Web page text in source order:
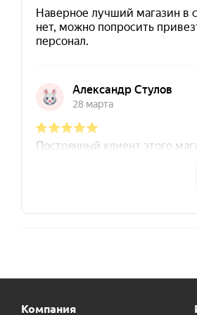
Компания